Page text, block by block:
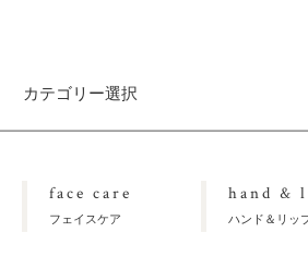
カテゴリー選択
face care
フェイスケア
hand &
ハンド＆リッ